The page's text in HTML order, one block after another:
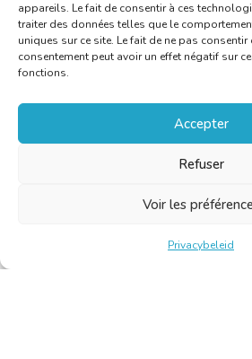
appareils. Le fait de consentir à ces
traiter des données telles que le
uniques sur ce site. Le fait de ne pas consentir
consentement peut avoir un effet négatif sur
fonctions.
Accepter
Refuser
Voir les
Privacybeleid